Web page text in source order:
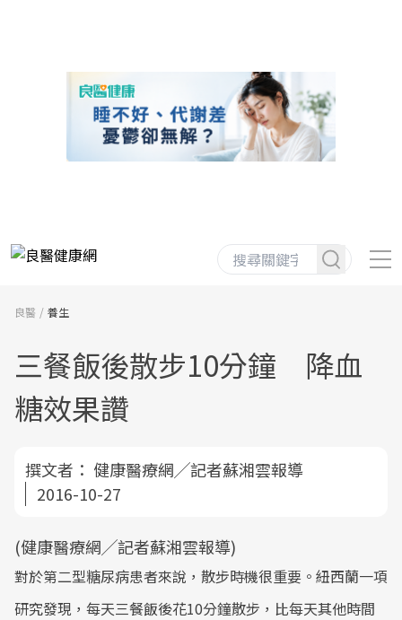
良醫 養生
三餐飯後散步10分鐘 降血
糖效果讚
撰文者： 健康醫療網╱記者蘇湘雲報導
2016-10-27
(健康醫療網╱記者蘇湘雲報導)
對於第二型糖尿病患者來說，散步時機很重要。紐西蘭一項
研究發現，每天三餐飯後花10分鐘散步，比每天其他時間